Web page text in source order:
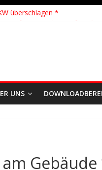
WALD * Feuer/
überschlagen *
klemmt * Hingstheide
UNS